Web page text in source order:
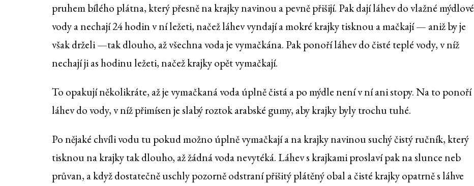
pruhem bílého plátna, který přesně na krajky navinou a pevně přišijí. Pak dají láhev do vlažné mýdlové
vody a nechají 24 hodin v ní ležeti, načež láhev vyndají a mokré krajky tisknou a mačkají — aniž by je
však drželi —tak dlouho, až všechna voda je vymačkána. Pak ponoří láhev do čisté teplé vody, v níž
nechají ji as hodinu ležeti, načež krajky opět vymačkají.
To opakují několikráte, až je vymačkaná voda úplně čistá a po mýdle není v ní ani stopy. Na to ponoří
láhev do vody, v níž přimísen je slabý roztok arabské gumy, aby krajky byly trochu tuhé.
Po nějaké chvíli vodu tu pokud možno úplně vymačkají a na krajky navinou suchý čistý ručník, který
tisknou na krajky tak dlouho, až žádná voda nevytéká. Láhev s krajkami proslaví pak na slunce neb
průvan, a když dostatečně uschly pozorně odstraní přišitý plátěný obal a čisté krajky opatrně s láhve